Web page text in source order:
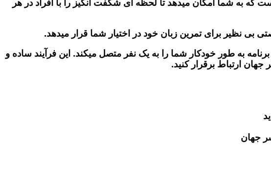
که به شما امکان میدهد تا لحظه‌ ای شگفت‌ انگیز را با افراد در هر
بی نظیر برای تمرین زبان خود در اختیار شما قرار میدهد.
به طور خودکار شما را به یک نفر متصل میکند. این فرآیند ساده و
ارتباط برقرار کنید.
جهان